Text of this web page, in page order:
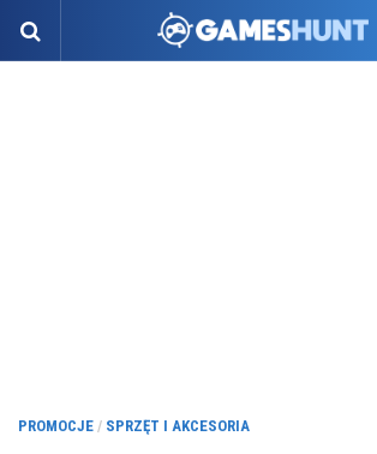
PROMOCJE / SPRZĘT I AKCESORIA